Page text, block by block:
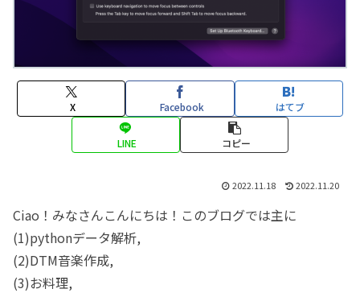
X Facebook はてブ
LINE コピー
2022.11.18 2022.11.20
Ciao！みなさんこんにちは！このブログでは主に
(1)pythonデータ解析,
(2)DTM音楽作成,
(3)お料理,